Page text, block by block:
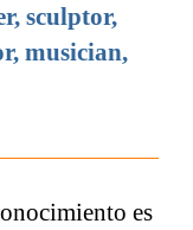
sculptor,
musician,
es